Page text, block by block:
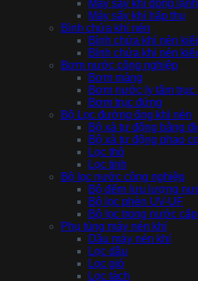
Máy sấy khí đông lạnh
Máy sấy khí hấp thụ
Bình chứa khí nén
Bình chứa khí nén
Bình chứa khí nén
Bơm nước công nghiệp
Bơm màng
Bơm nước ly tâm trục
Bơm trục đứng
Bộ Lọc đường ống khí nén
Bộ xả tự động bằng
Bộ xả tự động phao
Lọc thô
Lọc tinh
Bộ lọc nước công nghiệp
Bộ đếm lưu lượng
Bộ lọc phèn UV-UF
Bộ lọc trong nước
Phụ tùng máy nén khí
Dầu máy nén khí
Lọc dầu
Lọc gió
Lọc tách